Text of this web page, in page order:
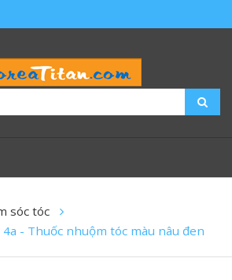
sóc tóc
- Thuốc nhuộm tóc màu nâu đen